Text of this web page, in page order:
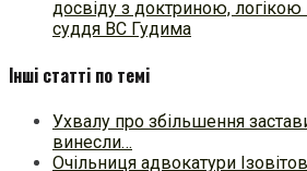
досвіду з доктриною,
суддя ВС Гудима
Інші статті по темі
Ухвалу про збільшення
винесли…
Очільниця адвокатури